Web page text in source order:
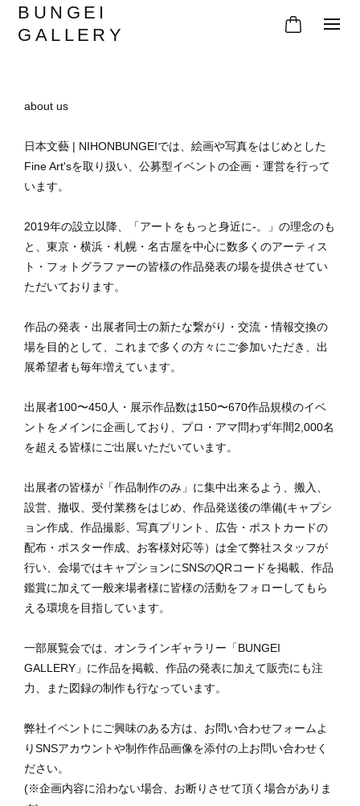
BUNGEI
GALLERY
about us
日本文藝 | NIHONBUNGEIでは、絵画や写真をはじめとした
Fine Art'sを取り扱い、公募型イベントの企画・運営を行って
います。
2019年の設立以降、「アートをもっと身近に-。」の理念のも
と、東京・横浜・札幌・名古屋を中心に数多くのアーティス
ト・フォトグラファーの皆様の作品発表の場を提供させてい
ただいております。
作品の発表・出展者同士の新たな繋がり・交流・情報交換の
場を目的として、これまで多くの方々にご参加いただき、出
展希望者も毎年増えています。
出展者100〜450人・展示作品数は150〜670作品規模のイベ
ントをメインに企画しており、プロ・アマ問わず年間2,000名
を超える皆様にご出展いただいています。
出展者の皆様が「作品制作のみ」に集中出来るよう、搬入、
設営、撤収、受付業務をはじめ、作品発送後の準備(キャプシ
ョン作成、作品撮影、写真プリント、広告・ポストカードの
配布・ポスター作成、お客様対応等）は全て弊社スタッフが
行い、会場ではキャプションにSNSのQRコードを掲載、作品
鑑賞に加えて一般来場者様に皆様の活動をフォローしてもら
える環境を目指しています。
一部展覧会では、オンラインギャラリー「BUNGEI
GALLERY」に作品を掲載、作品の発表に加えて販売にも注
力、また図録の制作も行なっています。
弊社イベントにご興味のある方は、お問い合わせフォームよ
りSNSアカウントや制作作品画像を添付の上お問い合わせく
ださい。
(※企画内容に沿わない場合、お断りさせて頂く場合がありま